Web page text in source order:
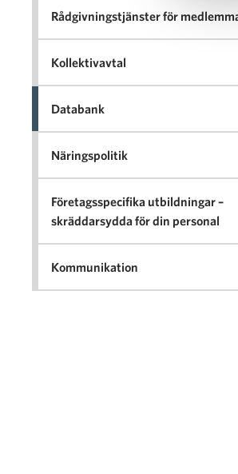
Rådgivningstjänster för
Kollektivavtal
Databank
Näringspolitik
Företagsspecifika utbildningar –
skräddarsydda för din personal
Kommunikation